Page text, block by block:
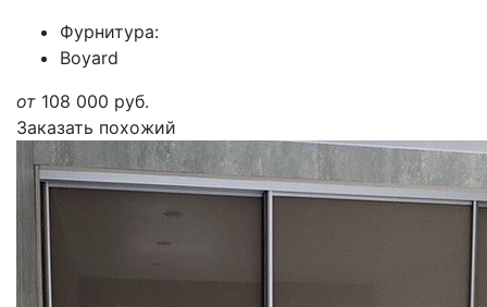
Фурнитура:
Boyard
от 108 000 руб.
Заказать похожий